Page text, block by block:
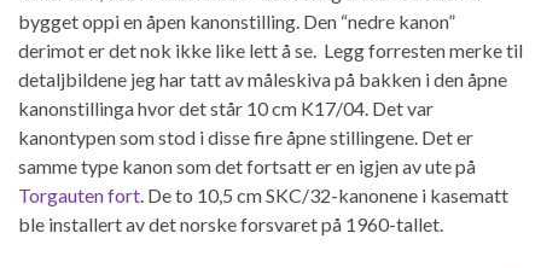
bygget oppi en åpen kanonstilling. Den “nedre kanon”
derimot er det nok ikke like lett å se. Legg forresten merke til
detaljbildene jeg har tatt av måleskiva på bakken i den åpne
kanonstillinga hvor det står 10 cm K17/04. Det var
kanontypen som stod i disse fire åpne stillingene. Det er
samme type kanon som det fortsatt er en igjen av ute på
Torgauten fort . De to 10,5 cm SKC/32-kanonene i kasematt
ble installert av det norske forsvaret på 1960-tallet.